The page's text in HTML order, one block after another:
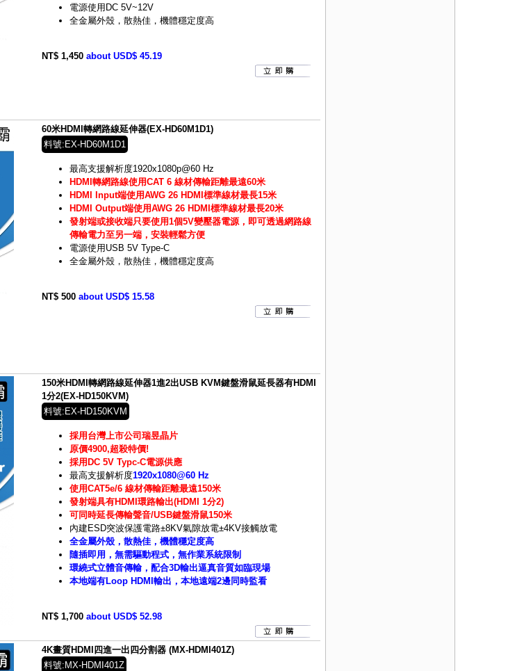
電源使用DC 5V~12V
全金屬外殼，散熱佳，機體穩定度高
NT$ 1,450 about USD$ 45.19
60米HDMI轉網路線延伸器(EX-HD60M1D1)
料號:EX-HD60M1D1
最高支援解析度1920x1080p@60 Hz
HDMI轉網路線使用CAT 6 線材傳輸距離最遠60米
HDMI Input端使用AWG 26 HDMI標準線材最長15米
HDMI Output端使用AWG 26 HDMI標準線材最長20米
發射端或接收端只要使用1個5V變壓器電源，即可透過網路線
傳輸電力至另一端，安裝輕鬆方便
電源使用USB 5V Type-C
全金屬外殼，散熱佳，機體穩定度高
NT$ 500 about USD$ 15.58
150米HDMI轉網路線延伸器1進2出USB KVM鍵盤滑鼠延長器有HDMI
1分2(EX-HD150KVM)
料號:EX-HD150KVM
採用台灣上市公司瑞昱晶片
原價4900,超殺特價!
採用DC 5V Typc-C電源供應
最高支援解析度1920x1080@60 Hz
使用CAT5e/6 線材傳輸距離最遠150米
發射端具有HDMI環路輸出(HDMI 1分2)
可同時延長傳輸聲音/USB鍵盤滑鼠150米
內建ESD突波保護電路±8KV氣隙放電±4KV接觸放電
全金屬外殼，散熱佳，機體穩定度高
隨插即用，無需驅動程式，無作業系統限制
環繞式立體音傳輸，配合3D輸出逼真音質如臨現場
本地端有Loop HDMI輸出，本地遠端2邊同時監看
NT$ 1,700 about USD$ 52.98
4K畫質HDMI四進一出四分割器 (MX-HDMI401Z)
料號:MX-HDMI401Z